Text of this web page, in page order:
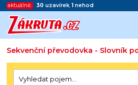
aktuálně: 30 uzavírek,1 nehod
Sekvenční převodovka - Slovník
Konec reklamy